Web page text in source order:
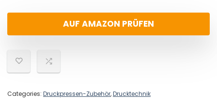
AUF AMAZON PRÜFEN
Categories: Druckpressen-Zubehör,Drucktechnik